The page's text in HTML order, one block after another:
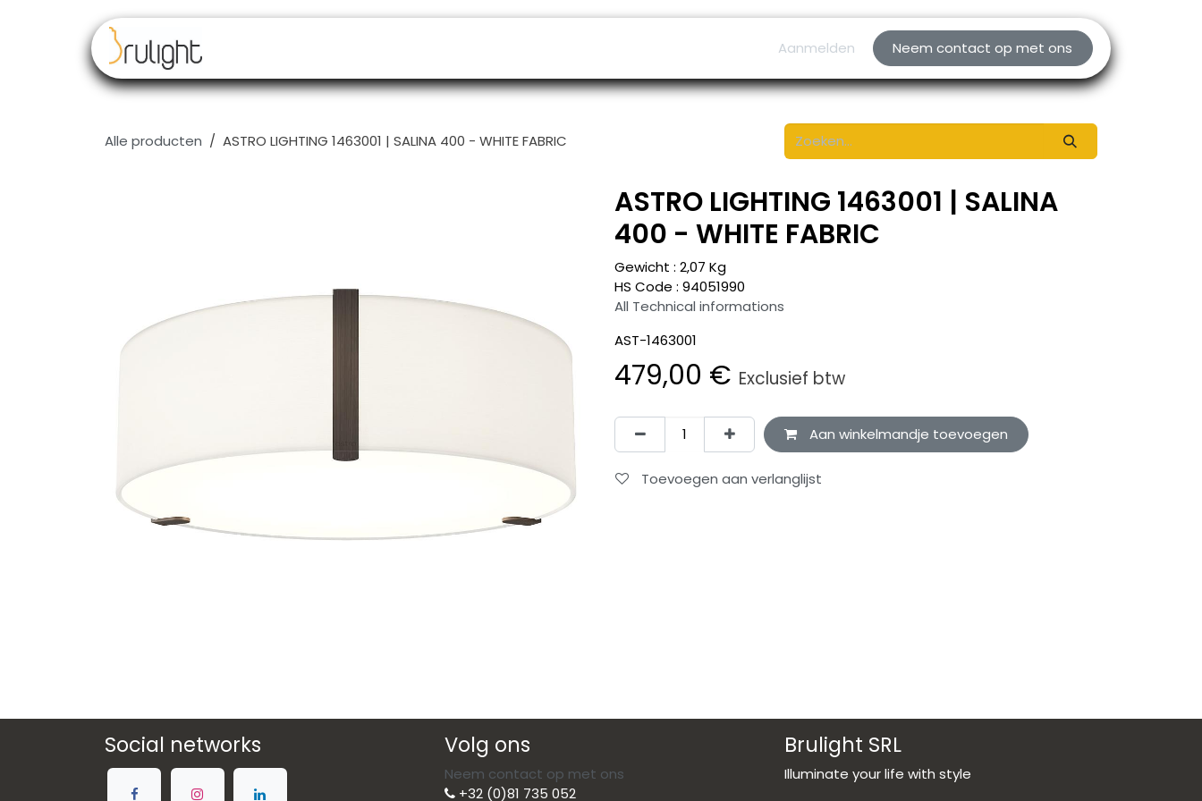
Aanmelden Neem contact op met ons
Alle producten ASTRO LIGHTING 1463001 | SALINA 400 - WHITE FABRIC
ASTRO LIGHTING 1463001 | SALINA
400 - WHITE FABRIC
Gewicht : 2,07 Kg
HS Code : 94051990
All Technical informations
AST-1463001
479,00 € Exclusief btw
Aan winkelmandje toevoegen
Toevoegen aan verlanglijst
Social networks Volg ons
Neem contact op met ons
+32 (0)81 735 052
Brulight SRL
Illuminate your life with style